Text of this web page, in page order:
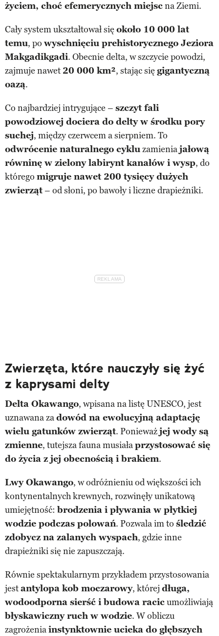
życiem, choć efemerycznych miejscna Ziemi.
Cały system ukształtował się około 10 000 lat
temu, po wyschnięciu prehistorycznego Jeziora
Makgadikgadi. Obecnie delta, w szczycie powodzi,
zajmuje nawet 20 000 km², stając się gigantyczną
oazą.
Co najbardziej intrygujące – szczyt fali
powodziowej dociera do delty w środku pory
suchej, między czerwcem a sierpniem. To
odwrócenie naturalnego cykluzamieniajałową
równinę w zielony labirynt kanałów i wysp, do
którego migruje nawet 200 tysięcy dużych
zwierząt– od słoni, po bawoły i liczne drapieżniki.
Zwierzęta, które nauczyły się żyć
z kaprysami delty
Delta Okawango, wpisana na listę UNESCO, jest
uznawana zadowód na ewolucyjną adaptację
wielu gatunków zwierząt. Ponieważjej wody są
zmienne, tutejsza fauna musiałaprzystosować się
do życia z jej obecnością i brakiem.
Lwy Okawango, w odróżnieniu od większości ich
kontynentalnych krewnych, rozwinęły unikatową
umiejętność:brodzenia i pływania w płytkiej
wodzie podczas polowań. Pozwala im to śledzić
zdobycz na zalanych wyspach, gdzie inne
drapieżniki się nie zapuszczają.
Równie spektakularnym przykładem przystosowania
jestantylopa kob moczarowy, której długa,
wodoodporna sierść i budowa racicumożliwiają
błyskawiczny ruch w wodzie. W obliczu
zagrożeniainstynktownie ucieka do głębszych